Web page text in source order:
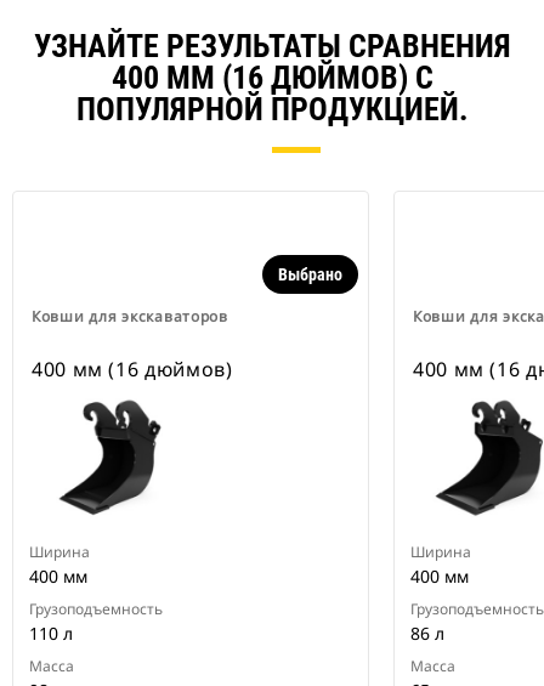
УЗНАЙТЕ РЕЗУЛЬТАТЫ СРАВНЕНИЯ
400 ММ (16 ДЮЙМОВ) С
ПОПУЛЯРНОЙ ПРОДУКЦИЕЙ.
Ковши для экскаваторов
Выбрано
400 мм (16 дюймов)
Ширина
400 мм
Грузоподъемность
110 л
Масса
Ковши для
400 мм (16
Ширина
400 мм
Грузоподъемность
86 л
Масса